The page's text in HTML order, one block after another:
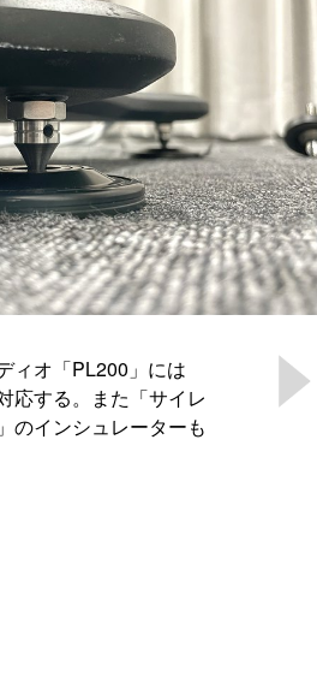
ィオ「PL200」には
応する。また「サイレ
のインシュレーターも